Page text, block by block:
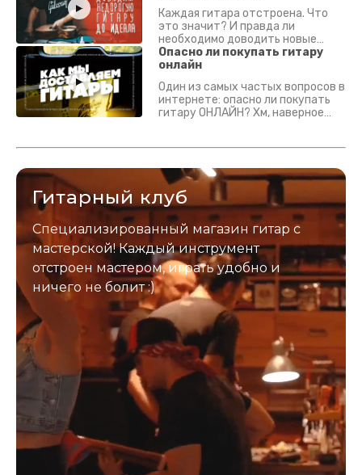
Каждая гитара отстроена. Что
это значит? И правда ли
необходимо доводить новые
гитары? Если кратко - да.
Подробно - в видео :)
Опасно ли покупать гитару
онлайн
Один из самых частых вопросов в
интернете: опасно ли покупать
гитару ОНЛАЙН? Хм, наверное
застрахован. Случись что -
Гитарный клуб
Специализированный магазин гитар с
мастерской! Каждый инструмент
отстроен мастером, играть удобно и
ничего не болит :)